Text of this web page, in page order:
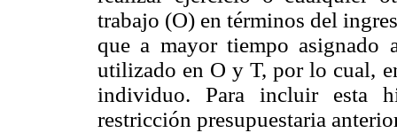
trabajo (O) en términos del
que a mayor tiempo
utilizado en O y T, por lo cual,
individuo. Para incluir esta
restricción presupuestaria